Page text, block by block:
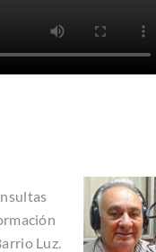
Luz.